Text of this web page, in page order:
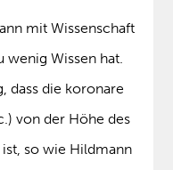
mit Wissenschaft
Wissen hat.
dass die koronare
von der Höhe des
so wie Hildmann